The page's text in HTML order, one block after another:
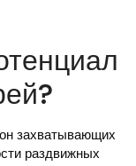
захватывающих
раздвижных